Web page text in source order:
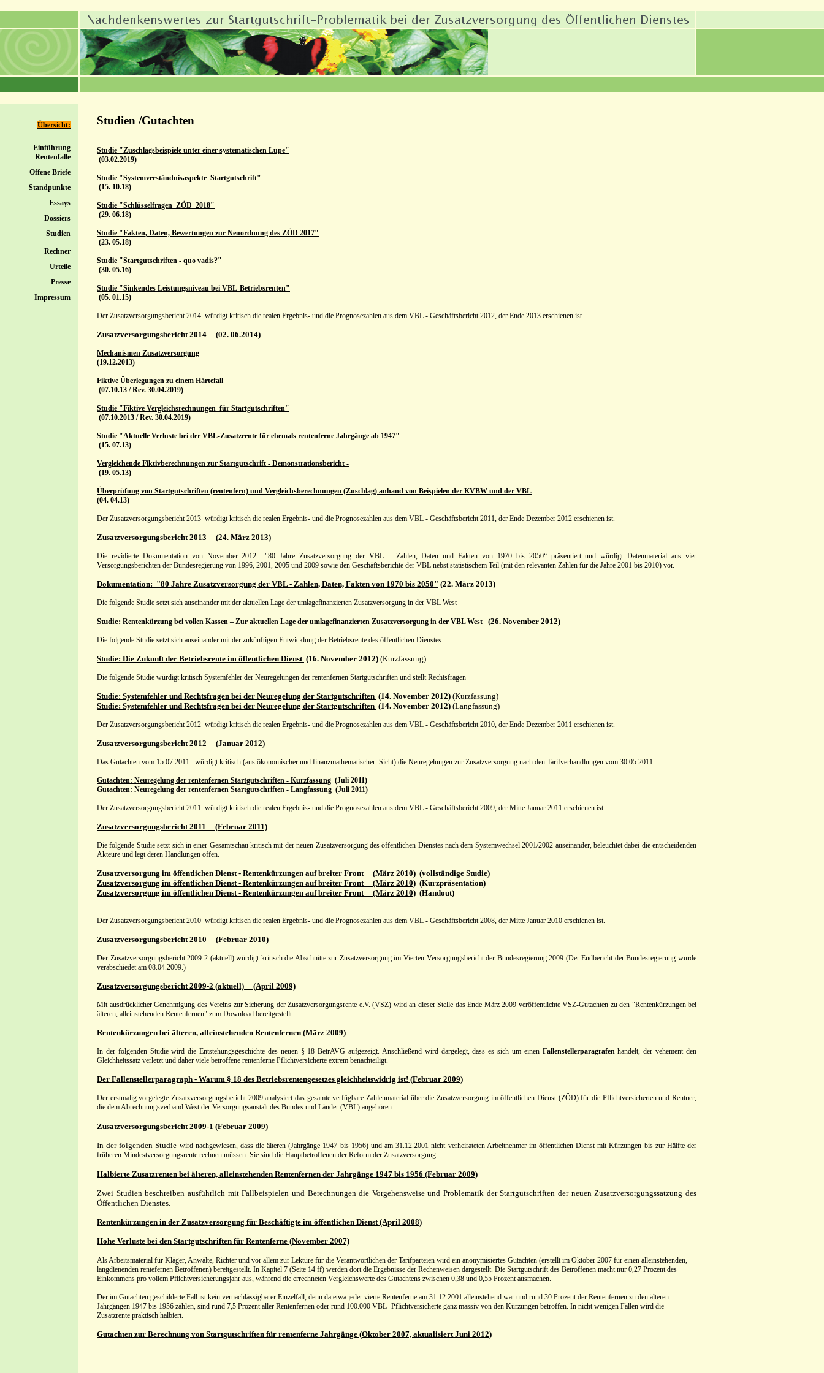
Übersicht:
Einführung
Rentenfalle
Offene Briefe
Standpunkte
Essays
Dossiers
Studien
Rechner
Urteile
Presse
Impressum
Studien /Gutachten
Studie "Zuschlagsbeispiele unter einer systematischen Lupe"
(03.02.2019)
Studie "Systemverständnisaspekte_Startgutschrift"
(15. 10.18)
Studie "Schlüsselfragen_ZÖD_2018"
(29. 06.18)
Studie "Fakten, Daten, Bewertungen zur Neuordnung des ZÖD 2017"
(23. 05.18)
Studie "Startgutschriften - quo vadis?"
(30. 05.16)
Studie "Sinkendes Leistungsniveau bei VBL-Betriebsrenten"
(05. 01.15)
Der Zusatzversorgungsbericht 2014 würdigt kritisch die realen Ergebnis- und die Prognosezahlen aus dem VBL - Geschäftsbericht 2012, der Ende 2013 erschienen ist.
Zusatzversorgungsbericht 2014 (02. 06.2014)
Mechanismen Zusatzversorgung
(19.12.2013)
Fiktive Überlegungen zu einem Härtefall
(07.10.13 / Rev. 30.04.2019)
Studie "Fiktive Vergleichsrechnungen_für Startgutschriften"
(07.10.2013 / Rev. 30.04.2019)
Studie "Aktuelle Verluste bei der VBL-Zusatzrente für ehemals rentenferne Jahrgänge ab 1947"
(15. 07.13)
Vergleichende Fiktivberechnungen zur Startgutschrift - Demonstrationsbericht -
(19. 05.13)
Überprüfung von Startgutschriften (rentenfern) und Vergleichsberechnungen (Zuschlag) anhand von Beispielen der KVBW und der VBL
(04. 04.13)
Der Zusatzversorgungsbericht 2013 würdigt kritisch die realen Ergebnis- und die Prognosezahlen aus dem VBL - Geschäftsbericht 2011, der Ende Dezember 2012 erschienen ist.
Zusatzversorgungsbericht 2013 (24. März 2013)
Die revidierte Dokumentation von November 2012"80 Jahre Zusatzversorgung der VBL – Zahlen, Daten und Fakten von 1970 bis 2050“ präsentiert und würdigt Datenmaterial aus vier
Versorgungsberichten der Bundesregierung von 1996, 2001, 2005 und 2009 sowie den Geschäftsberichte der VBL nebst statistischem Teil (mit den relevanten Zahlen für die Jahre 2001 bis 2010) vor.
Dokumentation: "80 Jahre Zusatzversorgung der VBL - Zahlen, Daten, Fakten von 1970 bis 2050" (22. März 2013)
Die folgende Studie setzt sich auseinander mit der aktuellen Lage der umlagefinanzierten Zusatzversorgung in der VBL West
Studie: Rentenkürzung bei vollen Kassen – Zur aktuellen Lage der umlagefinanzierten Zusatzversorgung in der VBL West (26. November 2012)
Die folgende Studie setzt sich auseinander mit der zukünftigen Entwicklung der Betriebsrente des öffentlichen Dienstes
Studie: Die Zukunft der Betriebsrente im öffentlichen Dienst (16. November 2012) (Kurzfassung)
Die folgende Studie würdigt kritisch Systemfehler der Neuregelungen der rentenfernen Startgutschriften und stellt Rechtsfragen
Studie: Systemfehler und Rechtsfragen bei der Neuregelung der Startgutschriften (14. November 2012) (Kurzfassung)
Studie: Systemfehler und Rechtsfragen bei der Neuregelung der Startgutschriften (14. November 2012) (Langfassung)
Der Zusatzversorgungsbericht 2012 würdigt kritisch die realen Ergebnis- und die Prognosezahlen aus dem VBL - Geschäftsbericht 2010, der Ende Dezember 2011 erschienen ist.
Zusatzversorgungsbericht 2012 (Januar 2012)
Das Gutachten vom 15.07.2011 würdigt kritisch (aus ökonomischer und finanzmathematischer Sicht) die Neuregelungen zur Zusatzversorgung nach den Tarifverhandlungen vom 30.05.2011
Gutachten: Neuregelung der rentenfernen Startgutschriften - Kurzfassung (Juli 2011)
Gutachten: Neuregelung der rentenfernen Startgutschriften - Langfassung (Juli 2011)
Der Zusatzversorgungsbericht 2011 würdigt kritisch die realen Ergebnis- und die Prognosezahlen aus dem VBL - Geschäftsbericht 2009, der Mitte Januar 2011 erschienen ist.
Zusatzversorgungsbericht 2011 (Februar 2011)
Die folgende Studie setzt sich in einer Gesamtschau kritisch mit der neuen Zusatzversorgung des öffentlichen Dienstes nach dem Systemwechsel 2001/2002 auseinander, beleuchtet dabei die entscheidenden
Akteure und legt deren Handlungen offen.
Zusatzversorgung im öffentlichen Dienst - Rentenkürzungen auf breiter Front (März 2010) (vollständige Studie)
Zusatzversorgung im öffentlichen Dienst - Rentenkürzungen auf breiter Front (März 2010) (Kurzpräsentation)
Zusatzversorgung im öffentlichen Dienst - Rentenkürzungen auf breiter Front (März 2010) (Handout)
Der Zusatzversorgungsbericht 2010 würdigt kritisch die realen Ergebnis- und die Prognosezahlen aus dem VBL - Geschäftsbericht 2008, der Mitte Januar 2010 erschienen ist.
Zusatzversorgungsbericht 2010 (Februar 2010)
Der Zusatzversorgungsbericht 2009-2 (aktuell) würdigt kritisch die Abschnitte zur Zusatzversorgung im Vierten Versorgungsbericht der Bundesregierung 2009 (Der Endbericht der Bundesregierung wurde
verabschiedet am 08.04.2009.)
Zusatzversorgungsbericht 2009-2 (aktuell) (April 2009)
Mit ausdrücklicher Genehmigung des Vereins zur Sicherung der Zusatzversorgungsrente e.V. (VSZ) wird an dieser Stelle das Ende März 2009 veröffentlichte VSZ-Gutachten zu den "Rentenkürzungen bei
älteren, alleinstehenden Rentenfernen" zum Download bereitgestellt.
Rentenkürzungen bei älteren, alleinstehenden Rentenfernen (März 2009)
In der folgenden Studie wird die Entstehungsgeschichte des neuen § 18 BetrAVG aufgezeigt. Anschließend wird dargelegt, dass es sich um einen Fallenstellerparagrafenhandelt, der vehement den
Gleichheitssatz verletzt und daher viele betroffene rentenferne Pflichtversicherte extrem benachteiligt.
Der Fallenstellerparagraph - Warum § 18 des Betriebsrentengesetzes gleichheitswidrig ist! (Februar 2009)
Der erstmalig vorgelegte Zusatzversorgungsbericht 2009 analysiert das gesamte verfügbare Zahlenmaterial über die Zusatzversorgung im öffentlichen Dienst (ZÖD) für die Pflichtversicherten und Rentner,
die dem Abrechnungsverband West der Versorgungsanstalt des Bundes und Länder (VBL) angehören.
Zusatzversorgungsbericht 2009-1 (Februar 2009)
In der folgenden Studie wird nachgewiesen, dass die älteren (Jahrgänge 1947 bis 1956) und am 31.12.2001 nicht verheirateten Arbeitnehmer im öffentlichen Dienst mit Kürzungen bis zur Hälfte der
früheren Mindestversorgungsrente rechnen müssen. Sie sind die Hauptbetroffenen der Reform der Zusatzversorgung.
Halbierte Zusatzrenten bei älteren, alleinstehenden Rentenfernen der Jahrgänge 1947 bis 1956 (Februar 2009)
Zwei Studien beschreiben ausführlich mit Fallbeispielen und Berechnungen die Vorgehensweise und Problematik der Startgutschriften der neuen Zusatzversorgungssatzung des
Öffentlichen Dienstes.
Rentenkürzungen in der Zusatzversorgung für Beschäftigte im öffentlichen Dienst (April 2008)
Hohe Verluste bei den Startgutschriften für Rentenferne (November 2007)
Als Arbeitsmaterial für Kläger, Anwälte, Richter und vor allem zur Lektüre für die Verantwortlichen der Tarifparteien wird ein anonymisiertes Gutachten (erstellt im Oktober 2007 für einen alleinstehenden,
langdienenden rentefernen Betroffenen) bereitgestellt. In Kapitel 7 (Seite 14 ff) werden dort die Ergebnisse der Rechenweisen dargestellt. Die Startgutschrift des Betroffenen macht nur 0,27 Prozent des
Einkommens pro vollem Pflichtversicherungsjahr aus, während die errechneten Vergleichswerte des Gutachtens zwischen 0,38 und 0,55 Prozent ausmachen.
Der im Gutachten geschilderte Fall ist kein vernachlässigbarer Einzelfall, denn da etwa jeder vierte Rentenferne am 31.12.2001 alleinstehend war und rund 30 Prozent der Rentenfernen zu den älteren
Jahrgängen 1947 bis 1956 zählen, sind rund 7,5 Prozent aller Rentenfernen oder rund 100.000 VBL- Pflichtversicherte ganz massiv von den Kürzungen betroffen. In nicht wenigen Fällen wird die
Zusatzrente praktisch halbiert.
Gutachten zur Berechnung von Startgutschriften für rentenferne Jahrgänge (Oktober 2007, aktualisiert Juni 2012)